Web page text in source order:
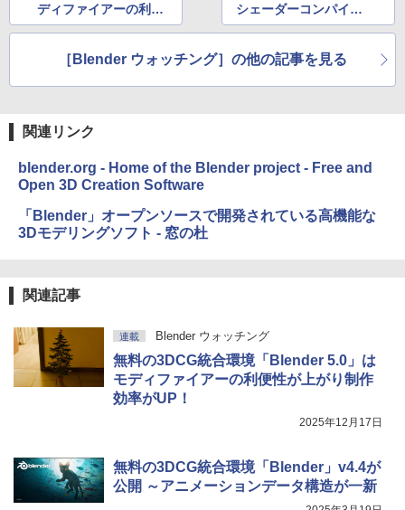
ディファイアーの利便
性が上がり制作効率が
シェーダーコンパイル
が高速化
［Blender ウォッチング］の他の記事を見る
関連リンク
blender.org - Home of the Blender project - Free and
Open 3D Creation Software
「Blender」オープンソースで開発されている高機能な
3Dモデリングソフト - 窓の杜
関連記事
連載 Blender ウォッチング
無料の3DCG統合環境「Blender 5.0」は
モディファイアーの利便性が上がり制作
効率がUP！
2025年12月17日
無料の3DCG統合環境「Blender」v4.4が
公開 ～アニメーションデータ構造が一新